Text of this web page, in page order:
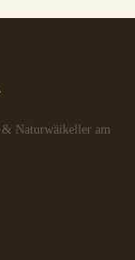
& Naturwäikeller am